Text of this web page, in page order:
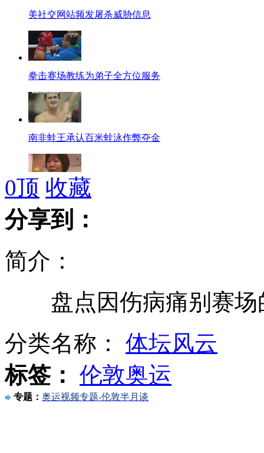
美社交网站频发屠杀威胁信息
拳击赛场教练为弟子全方位服务
南非蛙王承认百米蛙泳作弊夺金
郎平李宁谈刘翔退赛："他很不容易"
海葵登陆 厂房倒塌面目全非
男排选手发球超有力 直接打到裁判席
0顶 收藏
分享到：
简介：
盘点因伤病痛别赛场
分类名称： 体坛风云
标签： 伦敦奥运
专题： 奥运视频专题-伦敦半月谈